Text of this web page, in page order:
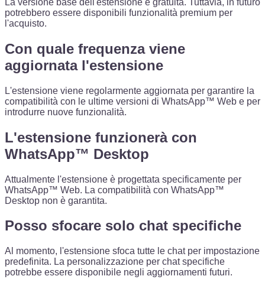
potrebbero essere disponibili funzionalità premium per
l'acquisto.
Con quale frequenza viene
aggiornata l'estensione
L'estensione viene regolarmente aggiornata per garantire la
compatibilità con le ultime versioni di WhatsApp™ Web e per
introdurre nuove funzionalità.
L'estensione funzionerà con
WhatsApp™ Desktop
Attualmente l'estensione è progettata specificamente per
WhatsApp™ Web. La compatibilità con WhatsApp™
Desktop non è garantita.
Posso sfocare solo chat specifiche
Al momento, l'estensione sfoca tutte le chat per impostazione
predefinita. La personalizzazione per chat specifiche
potrebbe essere disponibile negli aggiornamenti futuri.